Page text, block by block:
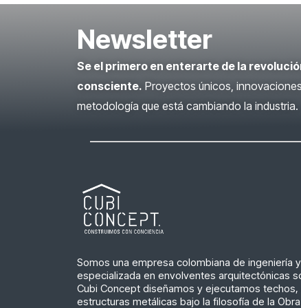
Newsletter
Se el primero en enterarte de la
consciente. Proyectos únicos,
metodología que está cambiando la industria.
Somos una empresa colombiana de ingeniería
especializada en envolventes arquitectónicas
Cubi Concept diseñamos y ejecutamos techos,
estructuras metálicas bajo la filosofía de la